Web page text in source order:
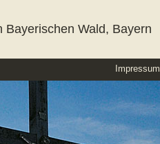
Bayerischen Wald, Bayern
Impressum